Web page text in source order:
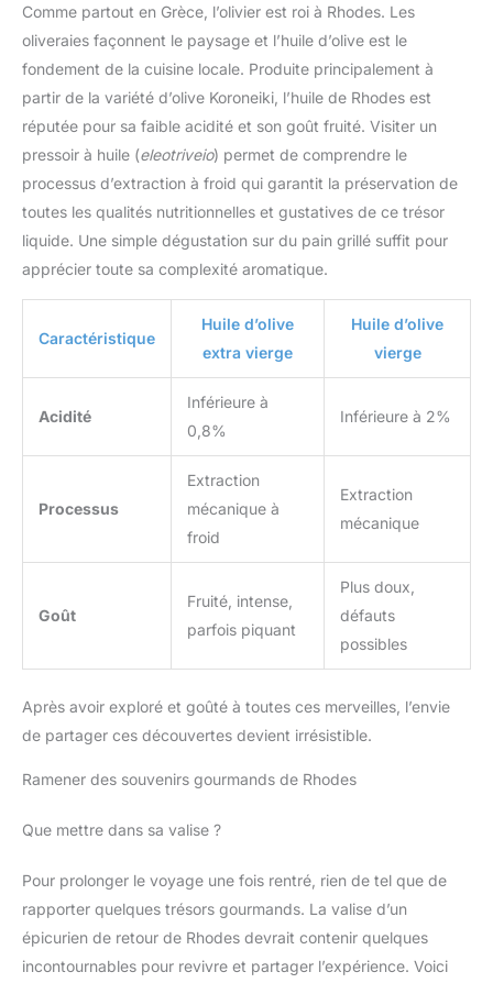
Comme partout en Grèce, l’olivier est roi à Rhodes. Les
oliveraies façonnent le paysage et l’huile d’olive est le
fondement de la cuisine locale. Produite principalement à
partir de la variété d’olive Koroneiki, l’huile de Rhodes est
réputée pour sa faible acidité et son goût fruité. Visiter un
pressoir à huile (eleotriveio) permet de comprendre le
processus d’extraction à froid qui garantit la préservation de
toutes les qualités nutritionnelles et gustatives de ce trésor
liquide. Une simple dégustation sur du pain grillé suffit pour
apprécier toute sa complexité aromatique.
Caractéristique
Huile d’olive
extra vierge
Huile d’olive
vierge
Acidité
Inférieure à
0,8%
Inférieure à 2%
Processus
Extraction
mécanique à
froid
Extraction
mécanique
Goût
Fruité, intense,
parfois piquant
Plus doux,
défauts
possibles
Après avoir exploré et goûté à toutes ces merveilles, l’envie
de partager ces découvertes devient irrésistible.
Ramener des souvenirs gourmands de Rhodes
Que mettre dans sa valise ?
Pour prolonger le voyage une fois rentré, rien de tel que de
rapporter quelques trésors gourmands. La valise d’un
épicurien de retour de Rhodes devrait contenir quelques
incontournables pour revivre et partager l’expérience. Voici